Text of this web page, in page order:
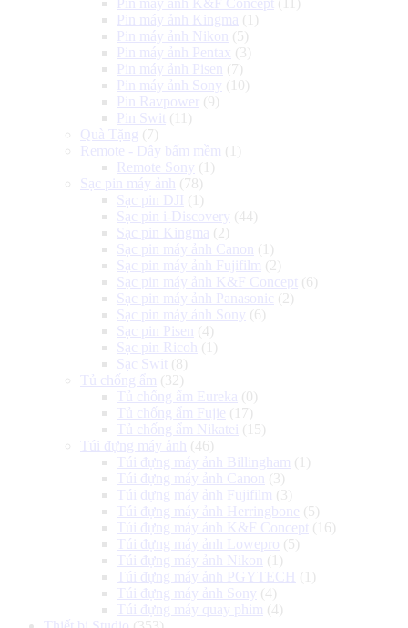
Pin máy ảnh K&F Concept (11)
Pin máy ảnh Kingma (1)
Pin máy ảnh Nikon
(5)
Pin máy ảnh Pentax (3)
Pin máy ảnh Pisen
(7)
Pin máy ảnh Sony (10)
Pin Ravpower
(9)
Pin Swit (11)
Quà Tặng (7)
Remote - Dây bấm mềm (1)
Remote Sony (1)
Sạc pin máy ảnh
(78)
Sạc pin DJI (1)
Sạc pin i-Discovery (44)
Sạc pin Kingma (2)
Sạc pin máy ảnh Canon
(1)
Sạc pin máy ảnh Fujifilm (2)
Sạc pin máy ảnh K&F Concept (6)
Sạc pin máy ảnh Panasonic (2)
Sạc pin máy ảnh Sony (6)
Sạc pin Pisen
(4)
Sạc pin Ricoh
(1)
Sạc Swit (8)
Tủ chống ẩm (32)
Tủ chống ẩm Eureka (0)
Tủ chống ẩm Fujie (17)
Tủ chống ẩm Nikatei (15)
Túi đựng máy ảnh
(46)
Túi đựng máy ảnh Billingham (1)
Túi đựng máy ảnh Canon
(3)
Túi đựng máy ảnh Fujifilm (3)
Túi đựng máy ảnh Herringbone (5)
Túi đựng máy ảnh K&F Concept (16)
Túi đựng máy ảnh Lowepro (5)
Túi đựng máy ảnh Nikon
(1)
Túi đựng máy ảnh PGYTECH
(1)
Túi đựng máy ảnh Sony (4)
Túi đựng máy quay phim (4)